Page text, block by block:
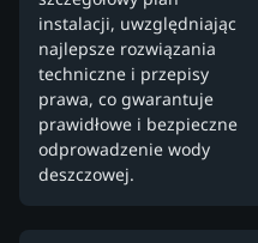
instalacji, uwzględniając
najlepsze rozwiązania
techniczne i przepisy
prawa, co gwarantuje
prawidłowe i bezpieczne
odprowadzenie wody
deszczowej.